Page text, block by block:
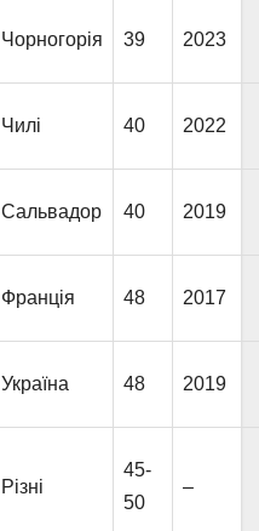
Чорногорія 39 2023
Чилі 40 2022
Сальвадор 40 2019
Франція 48 2017
Україна 48 2019
Різні
45-
50
–